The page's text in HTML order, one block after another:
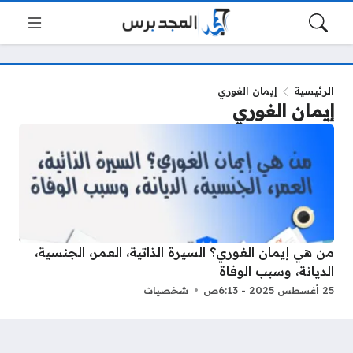
الرئيسية إيمان الغوري
إيمان الغوري
من هي إيمان الغوري؟ السيرة الذاتية، العمر، الجنسية،
الديانة، وسبب الوفاة
25 أغسطس 2025 - 6:13ص شخصيات